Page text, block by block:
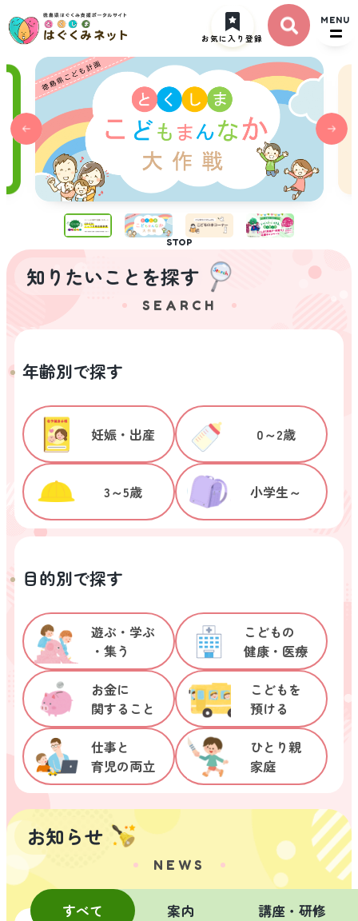
お気に入り登録
MENU
ト
ッ
プ
ー
STOP
知りたいことを探す
SEARCH
年齢別で探す
妊娠・出産 0～2歳
3～5歳 小学生～
目的別で探す
遊ぶ・学ぶ
・集う
こどもの
健康・医療
お金に
関すること
こどもを
預ける
仕事と
育児の両立
ひとり親
家庭
お知らせ
NEWS
すべて 案内 講座・研修